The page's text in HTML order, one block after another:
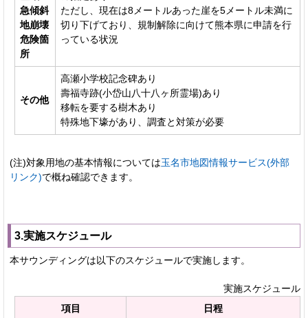
急傾斜
地崩壊
危険箇
所
ただし、現在は8メートルあった崖を5メートル未満に
切り下げており、規制解除に向けて熊本県に申請を行
っている状況
その他
高瀬小学校記念碑あり
壽福寺跡(小岱山八十八ヶ所霊場)あり
移転を要する樹木あり
特殊地下壕があり、調査と対策が必要
(注)対象用地の基本情報については玉名市地図情報サービス(外部
リンク)で概ね確認できます。
3.実施スケジュール
本サウンディングは以下のスケジュールで実施します。
実施スケジュール
項目
日程